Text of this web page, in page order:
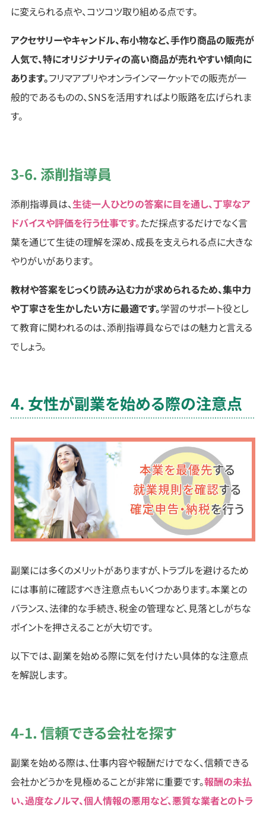
に変えられる点や、コツコツ取り組める点です。
アクセサリーやキャンドル、布小物など、手作り商品の販売が
人気で、特にオリジナリティの高い商品が売れやすい傾向に
あります。フリマアプリやオンラインマーケットでの販売が一
般的であるものの、SNSを活用すればより販路を広げられま
す。
3-6. 添削指導員
添削指導員は、生徒一人ひとりの答案に目を通し、丁寧なア
ドバイスや評価を行う仕事です。ただ採点するだけでなく言
葉を通じて生徒の理解を深め、成長を支えられる点に大きな
やりがいがあります。
教材や答案をじっくり読み込む力が求められるため、集中力
や丁寧さを生かしたい方に最適です。学習のサポート役とし
て教育に関われるのは、添削指導員ならではの魅力と言える
でしょう。
4. 女性が副業を始める際の注意点
副業には多くのメリットがありますが、トラブルを避けるため
には事前に確認すべき注意点もいくつかあります。本業との
バランス、法律的な手続き、税金の管理など、見落としがちな
ポイントを押さえることが大切です。
以下では、副業を始める際に気を付けたい具体的な注意点
を解説します。
4-1. 信頼できる会社を探す
副業を始める際は、仕事内容や報酬だけでなく、信頼できる
会社かどうかを見極めることが非常に重要です。報酬の未払
い、過度なノルマ、個人情報の悪用など、悪質な業者とのトラ